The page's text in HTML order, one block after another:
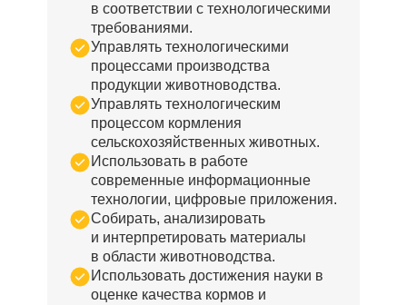
в соответствии с технологическими
требованиями.
Управлять технологическими
процессами производства
продукции животноводства.
Управлять технологическим
процессом кормления
сельскохозяйственных животных.
Использовать в работе
современные информационные
технологии, цифровые приложения.
Собирать, анализировать
и интерпретировать материалы
в области животноводства.
Использовать достижения науки в
оценке качества кормов и